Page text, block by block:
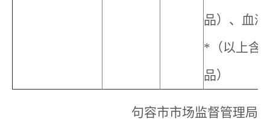
品）、血
*（以上含
品）
句容市市场监督管理局